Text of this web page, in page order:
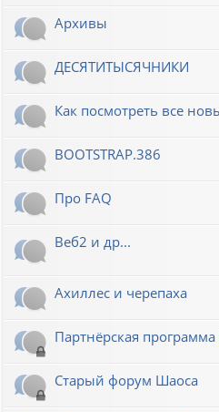
Архивы
ДЕСЯТИТЫСЯЧНИКИ
Как посмотреть все
BOOTSTRAP.386
Про FAQ
Веб2 и др...
Ахиллес и черепаха
Партнёрская программа
Старый форум Шаоса